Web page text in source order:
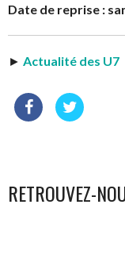
Date de reprise :
► Actualité des U7
RETROUVEZ-